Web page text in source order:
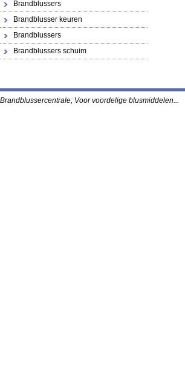
Brandblussers
Brandblusser keuren
Brandblussers
Brandblussers schuim
Brandblussercentrale; Voor